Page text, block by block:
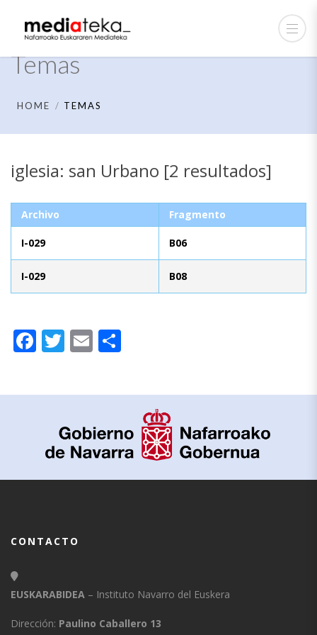
Temas
HOME TEMAS
iglesia: san Urbano [2 resultados]
Archivo Fragmento
I-029 B06
I-029 B08
Facebook
Twitter
Email
CONTACTO
EUSKARABIDEA – Instituto Navarro del Euskera
Dirección: Paulino Caballero 13